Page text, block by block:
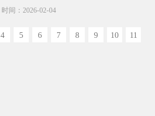
时间：2026-02-04
4 5 6 7 8 9 10 11